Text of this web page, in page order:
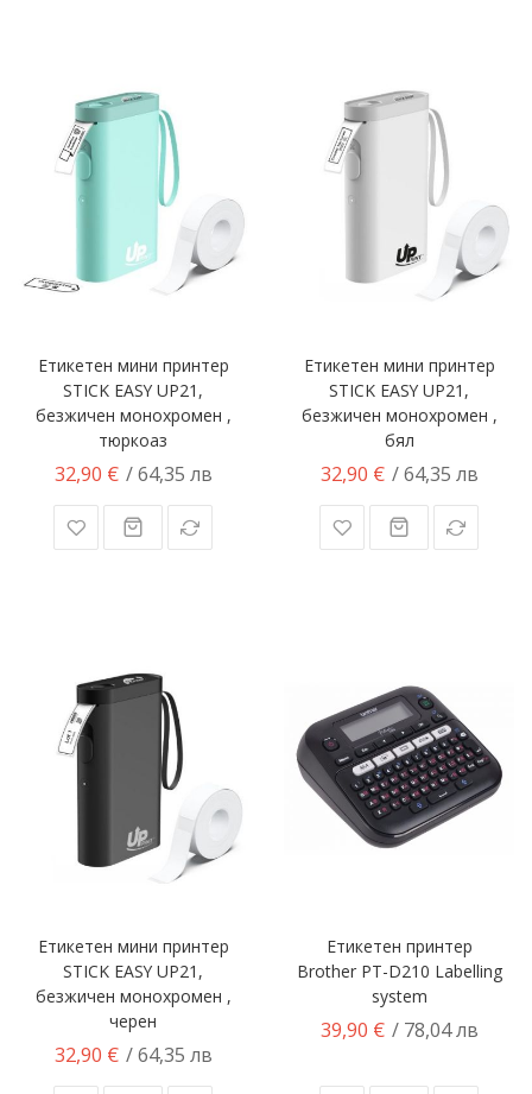
Етикетен мини принтер
STICK EASY UP21,
безжичен монохромен ,
тюркоаз
32,90 € / 64,35 лв
Етикетен мини принтер
STICK EASY UP21,
безжичен монохромен ,
бял
32,90 € / 64,35 лв
Етикетен мини принтер
STICK EASY UP21,
безжичен монохромен ,
черен
32,90 € / 64,35 лв
Етикетен принтер
Brother PT-D210 Labelling
system
39,90 € / 78,04 лв